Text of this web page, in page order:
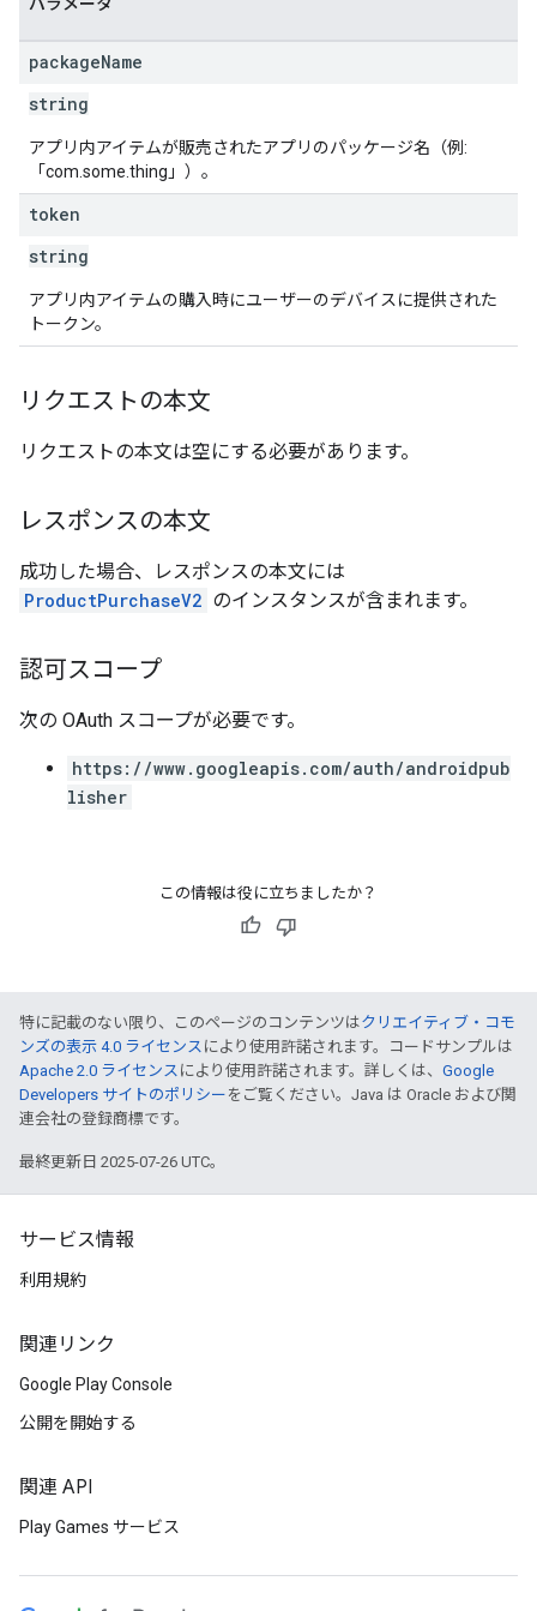
packageName
string
アプリ内アイテムが販売されたアプリのパッケージ名（例:
「com.some.thing」）。
token
string
アプリ内アイテムの購入時にユーザーのデバイスに提供された
トークン。
リクエストの本文
リクエストの本文は空にする必要があります。
レスポンスの本文
成功した場合、レスポンスの本文には
ProductPurchaseV2 のインスタンスが含まれます。
認可スコープ
次の OAuth スコープが必要です。
https://www.googleapis.com/auth/androidpub
lisher
この情報は役に立ちましたか？
特に記載のない限り、このページのコンテンツはクリエイティブ・コモ
ンズの表示 4.0 ライセンス により使用許諾されます。コードサンプルは
Apache 2.0 ライセンス により使用許諾されます。詳しくは、 Google
Developers サイトのポリシー をご覧ください。Java は Oracle および関
連会社の登録商標です。
最終更新日 2025-07-26 UTC。
サービス情報
利用規約
関連リンク
Google Play Console
公開を開始する
関連 API
Play Games サービス